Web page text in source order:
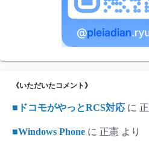
《いただいたコメント》
■ドコモがやっとRCS対応 に
■Windows Phone に 正憲 より